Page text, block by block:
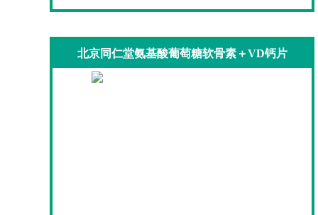
北京同仁堂氨基酸葡萄糖软骨素＋VD钙片